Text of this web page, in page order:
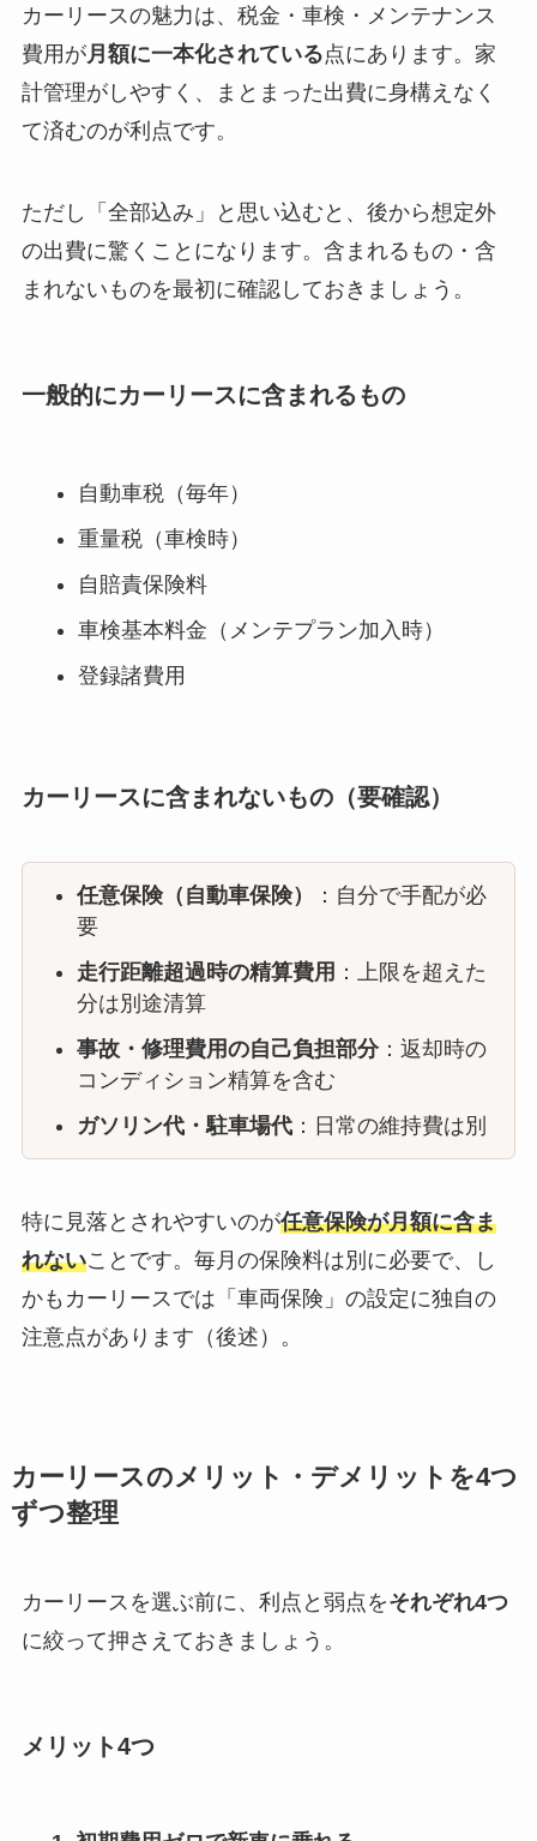
カーリースの魅力は、税金・車検・メンテナンス
費用が月額に一本化されている点にあります。家
計管理がしやすく、まとまった出費に身構えなく
て済むのが利点です。
ただし「全部込み」と思い込むと、後から想定外
の出費に驚くことになります。含まれるもの・含
まれないものを最初に確認しておきましょう。
一般的にカーリースに含まれるもの
自動車税（毎年）
重量税（車検時）
自賠責保険料
車検基本料金（メンテプラン加入時）
登録諸費用
カーリースに含まれないもの（要確認）
任意保険（自動車保険）
：自分で手配が必
要
走行距離超過時の精算費用 ：上限を超えた
分は別途清算
事故・修理費用の自己負担部分：返却時の
コンディション精算を含む
ガソリン代・駐車場代：日常の維持費は別
特に見落とされやすいのが任意保険が月額に含ま
れないことです。毎月の保険料は別に必要で、し
かもカーリースでは「車両保険」の設定に独自の
注意点があります（後述）。
カーリースのメリット・デメリットを4つ
ずつ整理
カーリースを選ぶ前に、利点と弱点をそれぞれ4つ
に絞って押さえておきましょう。
メリット4つ